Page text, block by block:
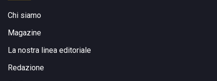
Chi siamo
Magazine
La nostra linea editoriale
Redazione